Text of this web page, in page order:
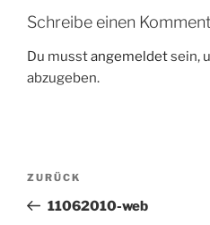
Schreibe einen
Du musstangemeldetsein,
abzugeben.
ZURÜCK
11062010-web